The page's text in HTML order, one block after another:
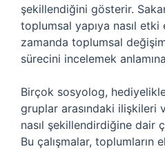
şekillendiğini gösterir.
toplumsal yapıya nasıl etki
zamanda toplumsal
sürecini incelemek
Birçok sosyolog,
gruplar arasındaki ilişkileri
nasıl şekillendirdiğine dair
Bu çalışmalar, toplumların